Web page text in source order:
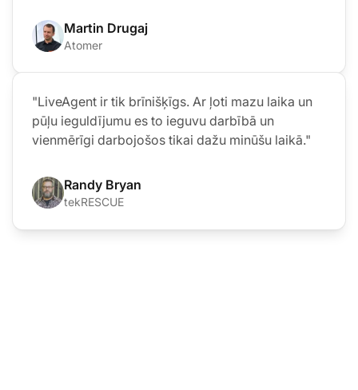
Martin Drugaj
Atomer
"LiveAgent ir tik brīnišķīgs. Ar ļoti mazu laika un
pūļu ieguldījumu es to ieguvu darbībā un
vienmērīgi darbojošos tikai dažu minūšu laikā."
Randy Bryan
tekRESCUE